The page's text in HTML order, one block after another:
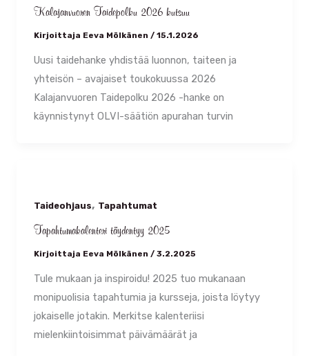
Kalajanvuoren Taidepolku 2026 kutsuu
Kirjoittaja Eeva Mölkänen / 15.1.2026
Uusi taidehanke yhdistää luonnon, taiteen ja
yhteisön – avajaiset toukokuussa 2026
Kalajanvuoren Taidepolku 2026 -hanke on
käynnistynyt OLVI-säätiön apurahan turvin
Taideohjaus, Tapahtumat
Tapahtumakalenteri täydentyy 2025
Kirjoittaja Eeva Mölkänen / 3.2.2025
Tule mukaan ja inspiroidu! 2025 tuo mukanaan
monipuolisia tapahtumia ja kursseja, joista löytyy
jokaiselle jotakin. Merkitse kalenteriisi
mielenkiintoisimmat päivämäärät ja